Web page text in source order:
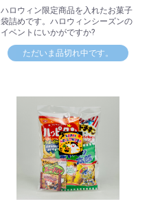
ハロウィン限定商品を入れたお菓子
袋詰めです。ハロウィンシーズンの
イベントにいかがですか?
ただいま品切れ中です。